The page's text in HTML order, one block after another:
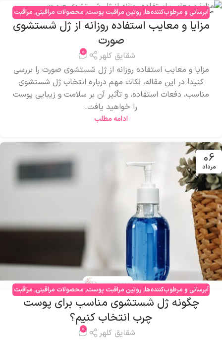
06
مرداد
آبرسانی و مرطوب‌کننده‌ها, روتین مراقبت پوست, محصولات مراقبتی, مراقبت
صورت
مزایا و معایب استفاده روزانه از ژل شستشوی
صورت
شقایق کلهر 0
مزایا و معایب استفاده روزانه از ژل شستشوی صورت را بررسی
کنید! در این مقاله، نکات مهم درباره انتخاب ژل شستشوی
مناسب، دفعات استفاده، و تأثیر آن بر سلامت و زیبایی پوست
را خواهید یافت.
ادامه مطلب
06
مرداد
آبرسانی و مرطوب‌کننده‌ها, روتین مراقبت پوست, محصولات مراقبتی, مراقبت
صورت
چگونه ژل شستشوی مناسب برای پوست
چرب انتخاب کنیم؟
شقایق کلهر 0